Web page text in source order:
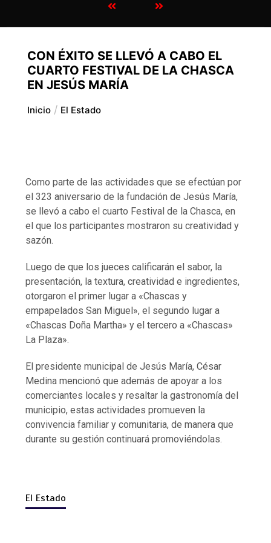
CON ÉXITO SE LLEVÓ A CABO EL
CUARTO FESTIVAL DE LA CHASCA
EN JESÚS MARÍA
Inicio El Estado
Como parte de las actividades que se efectúan por
el 323 aniversario de la fundación de Jesús María,
se llevó a cabo el cuarto Festival de la Chasca, en
el que los participantes mostraron su creatividad y
sazón.
Luego de que los jueces calificarán el sabor, la
presentación, la textura, creatividad e ingredientes,
otorgaron el primer lugar a «Chascas y
empapelados San Miguel», el segundo lugar a
«Chascas Doña Martha» y el tercero a «Chascas»
La Plaza».
El presidente municipal de Jesús María, César
Medina mencionó que además de apoyar a los
comerciantes locales y resaltar la gastronomía del
municipio, estas actividades promueven la
convivencia familiar y comunitaria, de manera que
durante su gestión continuará promoviéndolas.
El Estado